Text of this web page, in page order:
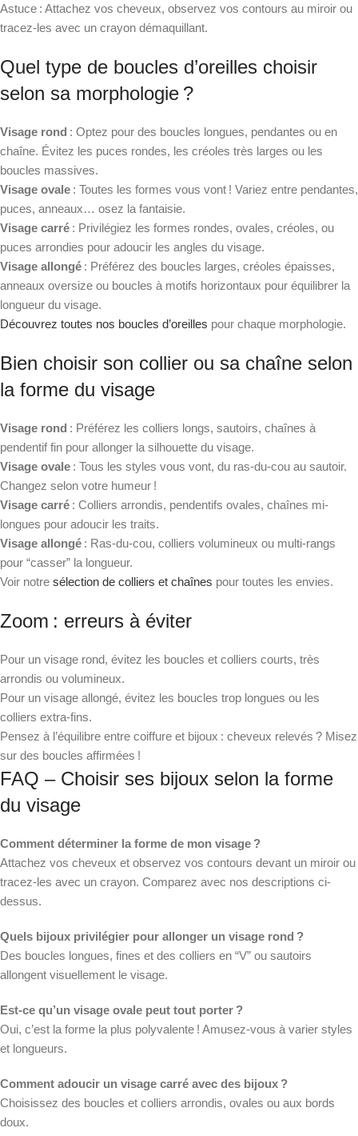
Astuce : Attachez vos cheveux, observez vos contours au miroir ou
tracez-les avec un crayon démaquillant.
Quel type de boucles d’oreilles choisir
selon sa morphologie ?
Visage rond : Optez pour des boucles longues, pendantes ou en
chaîne. Évitez les puces rondes, les créoles très larges ou les
boucles massives.
Visage ovale : Toutes les formes vous vont ! Variez entre pendantes,
puces, anneaux… osez la fantaisie.
Visage carré : Privilégiez les formes rondes, ovales, créoles, ou
puces arrondies pour adoucir les angles du visage.
Visage allongé : Préférez des boucles larges, créoles épaisses,
anneaux oversize ou boucles à motifs horizontaux pour équilibrer la
longueur du visage.
Découvrez toutes nos boucles d’oreilles pour chaque morphologie.
Bien choisir son collier ou sa chaîne selon
la forme du visage
Visage rond : Préférez les colliers longs, sautoirs, chaînes à
pendentif fin pour allonger la silhouette du visage.
Visage ovale : Tous les styles vous vont, du ras-du-cou au sautoir.
Changez selon votre humeur !
Visage carré : Colliers arrondis, pendentifs ovales, chaînes mi-
longues pour adoucir les traits.
Visage allongé : Ras-du-cou, colliers volumineux ou multi-rangs
pour “casser” la longueur.
Voir notre sélection de colliers et chaînes pour toutes les envies.
Zoom : erreurs à éviter
Pour un visage rond, évitez les boucles et colliers courts, très
arrondis ou volumineux.
Pour un visage allongé, évitez les boucles trop longues ou les
colliers extra-fins.
Pensez à l’équilibre entre coiffure et bijoux : cheveux relevés ? Misez
sur des boucles affirmées !
FAQ – Choisir ses bijoux selon la forme
du visage
Comment déterminer la forme de mon visage ?
Attachez vos cheveux et observez vos contours devant un miroir ou
tracez-les avec un crayon. Comparez avec nos descriptions ci-
dessus.
Quels bijoux privilégier pour allonger un visage rond ?
Des boucles longues, fines et des colliers en “V” ou sautoirs
allongent visuellement le visage.
Est-ce qu’un visage ovale peut tout porter ?
Oui, c’est la forme la plus polyvalente ! Amusez-vous à varier styles
et longueurs.
Comment adoucir un visage carré avec des bijoux ?
Choisissez des boucles et colliers arrondis, ovales ou aux bords
doux.